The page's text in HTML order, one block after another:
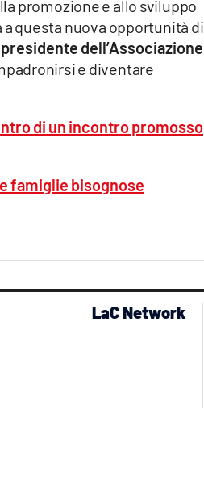
promozione e allo sviluppo
questa nuova opportunità di
dell’Associazione
e diventare
di un incontro promosso
famiglie bisognose
LaC Network